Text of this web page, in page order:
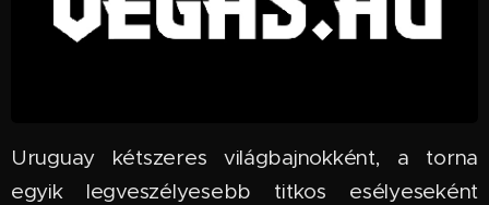
Uruguay kétszeres világbajnokként, a torna
egyik legveszélyesebb titkos esélyeseként